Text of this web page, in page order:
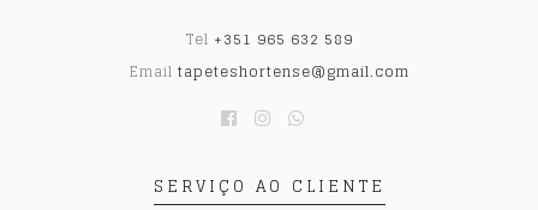
Tel +351 965 632 589
Email tapeteshortense@gmail.com
SERVIÇO AO CLIENTE